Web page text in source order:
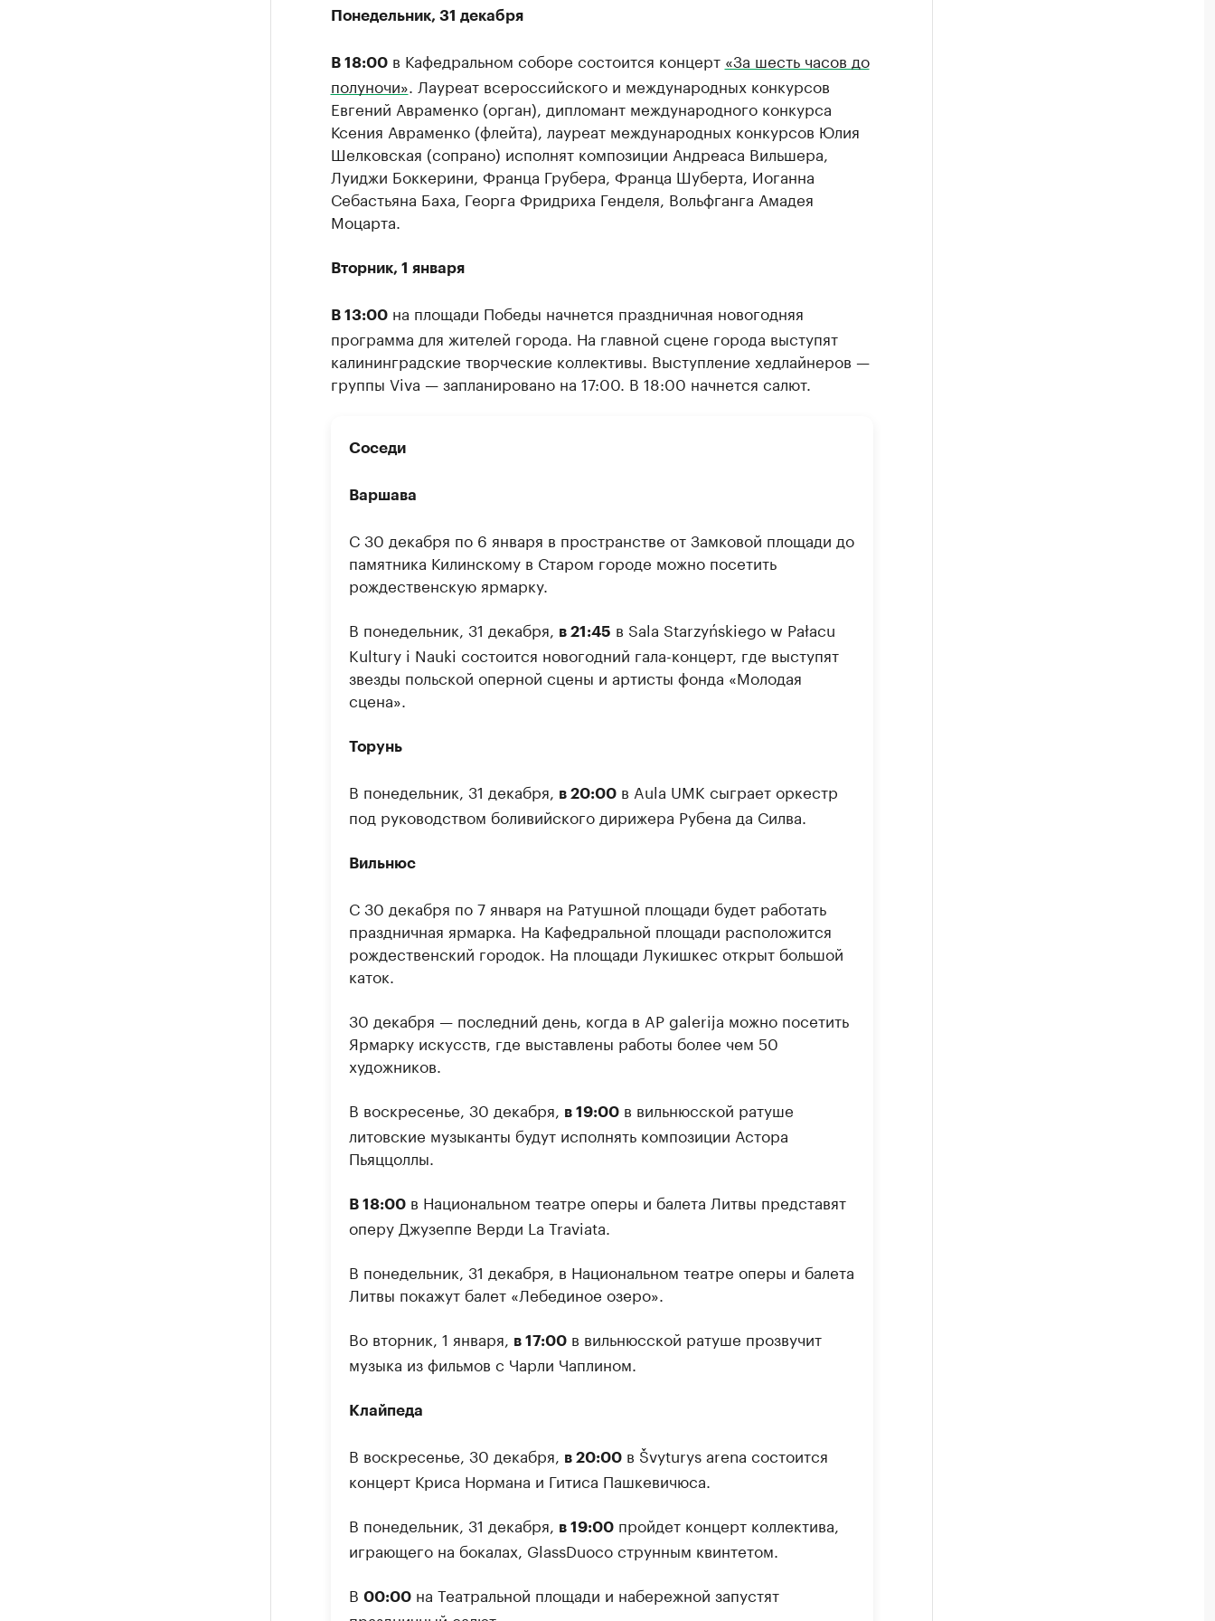
Понедельник, 31 декабря
В 18:00в Кафедральном соборе состоится концерт «За шесть часов до
полуночи» . Лауреат всероссийского и международных конкурсов
Евгений Авраменко (орган), дипломант международного конкурса
Ксения Авраменко (флейта), лауреат международных конкурсов Юлия
Шелковская (сопрано) исполнят композиции Андреаса Вильшера,
Луиджи Боккерини, Франца Грубера, Франца Шуберта, Иоганна
Себастьяна Баха, Георга Фридриха Генделя, Вольфганга Амадея
Моцарта.
Вторник, 1 января
В 13:00на площади Победы начнется праздничная новогодняя
программа для жителей города. На главной сцене города выступят
калининградские творческие коллективы. Выступление хедлайнеров —
группы Viva — запланировано на 17:00. В 18:00 начнется салют.
Соседи
Варшава
С 30 декабря по 6 января в пространстве от Замковой площади до
памятника Килинскому в Старом городе можно посетить
рождественскую ярмарку.
В понедельник, 31 декабря,
в 21:45 в Sala Starzyńskiego w Pałacu
Kultury i Nauki состоится новогодний гала-концерт, где выступят
звезды польской оперной сцены и артисты фонда «Молодая
сцена».
Торунь
В понедельник, 31 декабря, в 20:00в Aula UMK сыграет оркестр
под руководством боливийского дирижера Рубена да Силва.
Вильнюс
С 30 декабря по 7 января на Ратушной площади будет работать
праздничная ярмарка. На Кафедральной площади расположится
рождественский городок. На площади Лукишкес открыт большой
каток.
30 декабря — последний день, когда в AP galerija можно посетить
Ярмарку искусств, где выставлены работы более чем 50
художников.
В воскресенье, 30 декабря,
в 19:00в вильнюсской ратуше
литовские музыканты будут исполнять композиции Астора
Пьяццоллы.
В 18:00в Национальном театре оперы и балета Литвы представят
оперу Джузеппе Верди La Traviata.
В понедельник, 31 декабря, в Национальном театре оперы и балета
Литвы покажут балет «Лебединое озеро».
Во вторник, 1 января,
в 17:00в вильнюсской ратуше прозвучит
музыка из фильмов с Чарли Чаплином.
Клайпеда
В воскресенье, 30 декабря, в 20:00в Švyturys arena состоится
концерт Криса Нормана и Гитиса Пашкевичюса.
В понедельник, 31 декабря,
в 19:00пройдет концерт коллектива,
играющего на бокалах, GlassDuoсо струнным квинтетом.
В 00:00на Театральной площади и набережной запустят